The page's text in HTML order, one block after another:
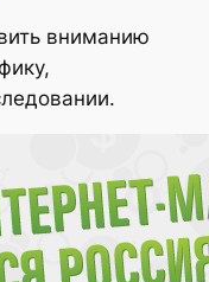
вниманию